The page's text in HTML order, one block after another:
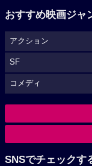
おすすめ映画ジャ
アクション
SF
コメディ
SNSでチェックす